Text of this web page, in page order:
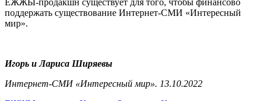
поддержать существование Интернет-СМИ «Интересный
мир».
Игорь и Лариса Ширяевы
Интернет-СМИ «Интересный мир». 13.10.2022